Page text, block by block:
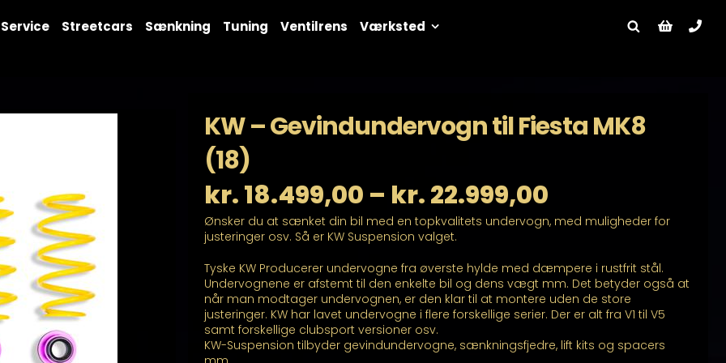
Service Streetcars Sænkning Tuning Ventilrens Værksted
KW – Gevindundervogn til Fiesta MK8
(18)
kr.18.499,00 – kr.22.999,00Prisinterval:
kr. 18.499,00
til
kr. 22.999,00
Ønsker du at sænket din bil med en topkvalitets undervogn, med muligheder for
justeringer osv. Så er KW Suspension valget.
Tyske KW Producerer undervogne fra øverste hylde med dæmpere i rustfrit stål.
Undervognene er afstemt til den enkelte bil og dens vægt mm. Det betyder også at
når man modtager undervognen, er den klar til at montere uden de store
justeringer. KW har lavet undervogne i flere forskellige serier. Der er alt fra V1 til V5
samt forskellige clubsport versioner osv.
KW-Suspension tilbyder gevindundervogne, sænkningsfjedre, lift kits og spacers